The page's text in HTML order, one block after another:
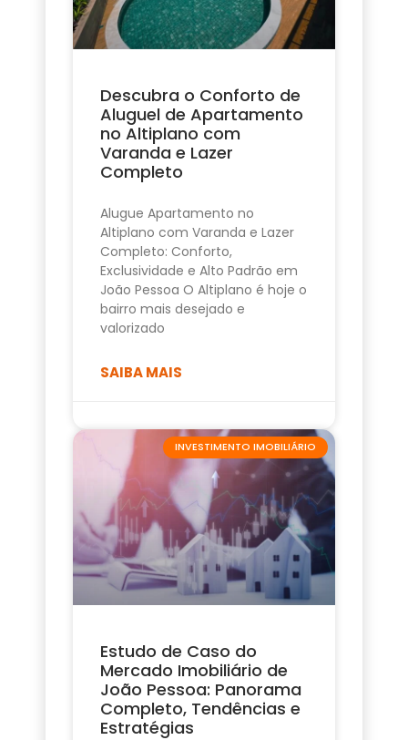
Descubra o Conforto de
Aluguel de Apartamento
no Altiplano com
Varanda e Lazer
Completo
Alugue Apartamento no
Altiplano com Varanda e Lazer
Completo: Conforto,
Exclusividade e Alto Padrão em
João Pessoa O Altiplano é hoje o
bairro mais desejado e
valorizado
SAIBA MAIS
INVESTIMENTO IMOBILIÁRIO
Estudo de Caso do
Mercado Imobiliário de
João Pessoa: Panorama
Completo, Tendências e
Estratégias